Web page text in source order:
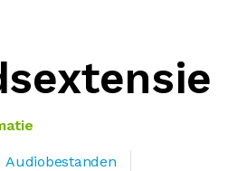
Audiobestanden